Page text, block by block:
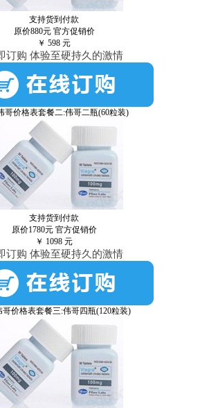
支持货到付款
原价880元 官方促销价
￥ 598 元
订购 体验至硬持久的激情
哥价格表套餐二:伟哥二瓶(60粒装)
支持货到付款
原价1780元 官方促销价
￥ 1098 元
订购 体验至硬持久的激情
哥价格表套餐三:伟哥四瓶(120粒装)